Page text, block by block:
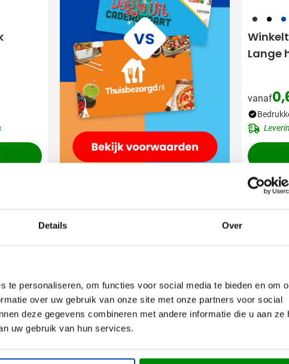
Details Over
te personaliseren, om functies voor social media te bieden en om
over uw gebruik van onze site met onze partners voor social
deze gegevens combineren met andere informatie die u aan ze
uw gebruik van hun services.
011 001 023
Lange
vanaf